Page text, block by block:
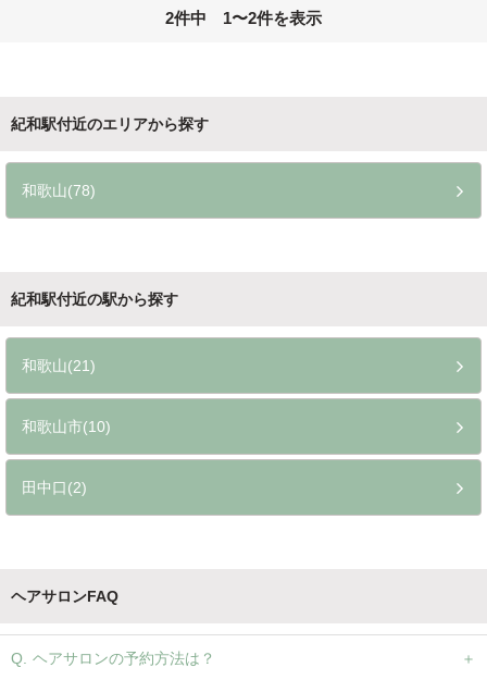
2件中 1〜2件を表示
紀和駅付近のエリアから探す
和歌山(78)
紀和駅付近の駅から探す
和歌山(21)
和歌山市(10)
田中口(2)
ヘアサロンFAQ
ヘアサロンの予約方法は？